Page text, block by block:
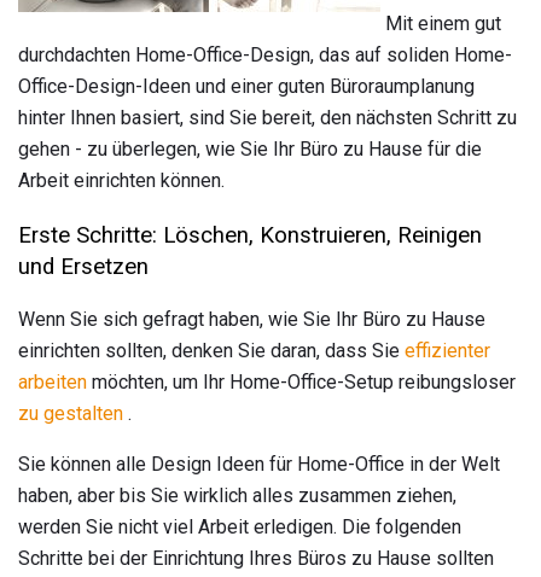
Mit einem gut
durchdachten Home-Office-Design, das auf soliden Home-
Office-Design-Ideen und einer guten Büroraumplanung
hinter Ihnen basiert, sind Sie bereit, den nächsten Schritt zu
gehen - zu überlegen, wie Sie Ihr Büro zu Hause für die
Arbeit einrichten können.
Erste Schritte: Löschen, Konstruieren, Reinigen
und Ersetzen
Wenn Sie sich gefragt haben, wie Sie Ihr Büro zu Hause
einrichten sollten, denken Sie daran, dass Sie effizienter
arbeiten möchten, um Ihr Home-Office-Setup reibungsloser
zu gestalten .
Sie können alle Design Ideen für Home-Office in der Welt
haben, aber bis Sie wirklich alles zusammen ziehen,
werden Sie nicht viel Arbeit erledigen. Die folgenden
Schritte bei der Einrichtung Ihres Büros zu Hause sollten